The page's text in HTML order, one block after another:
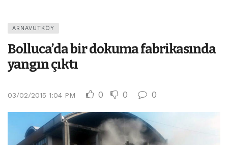
ARNAVUTKÖY
Bolluca’da bir dokuma fabrikasında
yangın çıktı
03/02/2015 1:04 PM 0 0 0